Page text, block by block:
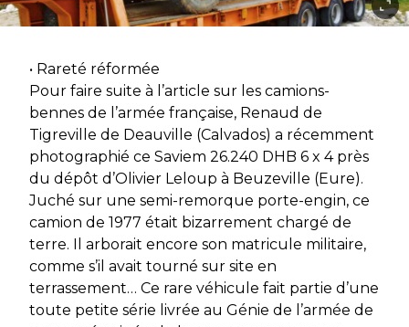
• Rareté réformée
Pour faire suite à l’article sur les camions-
bennes de l’armée française, Renaud de
Tigreville de Deauville (Calvados) a récemment
photographié ce Saviem 26.240 DHB 6 x 4 près
du dépôt d’Olivier Leloup à Beuzeville (Eure).
Juché sur une semi-remorque porte-engin, ce
camion de 1977 était bizarrement chargé de
terre. Il arborait encore son matricule militaire,
comme s’il avait tourné sur site en
terrassement… Ce rare véhicule fait partie d’une
toute petite série livrée au Génie de l’armée de